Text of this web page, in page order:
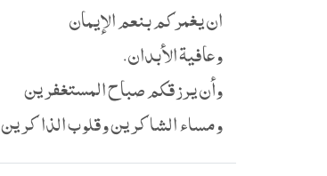
ان يغمركم بنعم الإيمان
وعافية الأبدان.
وأن يرزقكم صباح المستغفرين
ومساء الشاكرين وقلوب الذاكرين